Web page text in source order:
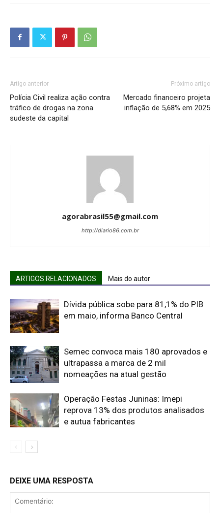
Artigo anterior
Polícia Civil realiza ação contra
tráfico de drogas na zona
sudeste da capital
Próximo artigo
Mercado financeiro projeta
inflação de 5,68% em 2025
agorabrasil55@gmail.com
http://diario86.com.br
ARTIGOS RELACIONADOS Mais do autor
Dívida pública sobe para 81,1% do PIB
em maio, informa Banco Central
Semec convoca mais 180 aprovados e
ultrapassa a marca de 2 mil
nomeações na atual gestão
Operação Festas Juninas: Imepi
reprova 13% dos produtos analisados
e autua fabricantes
DEIXE UMA RESPOSTA